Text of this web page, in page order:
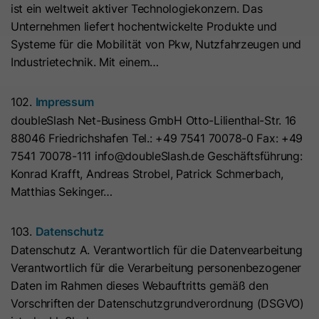
ist ein weltweit aktiver Technologiekonzern. Das
Unternehmen liefert hochentwickelte Produkte und
Systeme für die Mobilität von Pkw, Nutzfahrzeugen und
Industrietechnik. Mit einem…
102. Impressum
doubleSlash Net-Business GmbH Otto-Lilienthal-Str. 16
88046 Friedrichshafen Tel.: +49 7541 70078-0 Fax: +49
7541 70078-111 info@doubleSlash.de Geschäftsführung:
Konrad Krafft, Andreas Strobel, Patrick Schmerbach,
Matthias Sekinger…
103. Datenschutz
Datenschutz A. Verantwortlich für die Datenvearbeitung
Verantwortlich für die Verarbeitung personenbezogener
Daten im Rahmen dieses Webauftritts gemäß den
Vorschriften der Datenschutzgrundverordnung (DSGVO)
Dieses Cookie wird benötigt, um zu
Seite akzeptiert wurden.
Name
Anbieter HubSpot
Laufzeit 7 Tage
Zweck
Dieses Cookie wird verwendet, um
immer angezeigt wird, wenn die
Besucher im strikten Modus surfen.
Name __hs_opt_out
Hierbei können pseudonymisierte Nutzungsprofile erstellt
werden.
Die Datenverarbeitung erfolgt nur nach Einwilligung gemäß
Art. 6 Abs. 1 lit. a DSGVO. Es kann zu einer Übermittlung
nach dem EU-U.S. Data Privacy Framework zertifiziert.
Abhängig von: Google Tag Manager
Name __cduid
Anbieter Cloudflare
Dieses Cookie wird durch Cloudflare,
den CDN-Anbieter von HubSpot,
festgelegt. Es hilft Cloudflare,
böswillige Besucher Ihrer Website zu
identifizieren und das Blockieren von
Cookie-Informationen
Marketing
Marketing-Cookies werden verwendet, um
auszuspielen. Dabei kann es zu einer Wiedererkennung über
verschiedene Websites und Geräte hinweg kommen.
Hinweis:Es kann zu einer Datenübermittlung in Drittstaaten
(z. B. USA) kommen. Weitere Informationen finden Sie in
unserer Datenschutzerklärung.